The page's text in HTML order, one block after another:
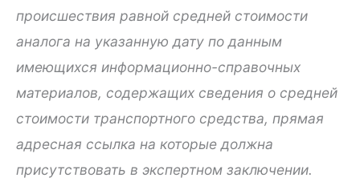
происшествия равной средней стоимости
аналога на указанную дату по данным
имеющихся информационно-справочных
материалов, содержащих сведения о средней
стоимости транспортного средства, прямая
адресная ссылка на которые должна
присутствовать в экспертном заключении.